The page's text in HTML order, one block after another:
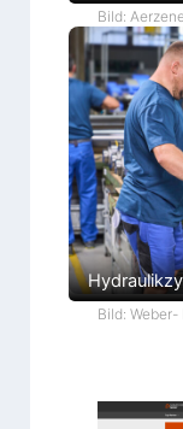
Bild:
Bild: